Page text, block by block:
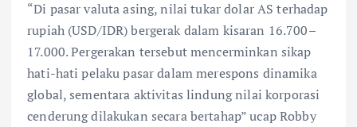
“Di pasar valuta asing, nilai tukar dolar AS terhadap
rupiah (USD/IDR) bergerak dalam kisaran 16.700–
17.000. Pergerakan tersebut mencerminkan sikap
hati-hati pelaku pasar dalam merespons dinamika
global, sementara aktivitas lindung nilai korporasi
cenderung dilakukan secara bertahap” ucap Robby